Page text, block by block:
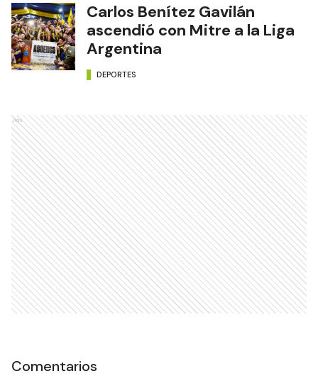
Carlos Benítez Gavilán
ascendió con Mitre a la Liga
Argentina
DEPORTES
Ads
Comentarios